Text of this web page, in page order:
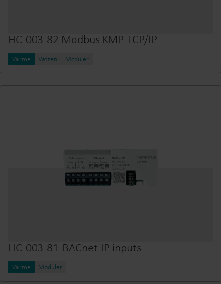
HC-003-82 Modbus KMP TCP/IP
Värme Vatten Moduler
HC-003-81-BACnet-IP-inputs
Värme Moduler